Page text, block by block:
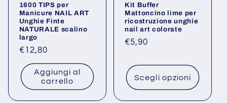
1600 TIPS per
Manicure NAIL ART
Unghie Finte
NATURALE scalino
largo
Prezzo
listino
€12,80
Aggiungi al
carrello
Kit Buffer
Mattoncino lime per
ricostruzione unghie
nail art colorate
Prezzo
listino
€5,90
Scegli opzioni